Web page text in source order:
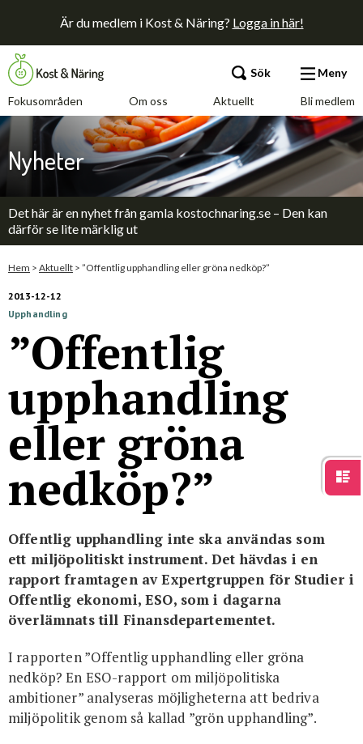
Är du medlem i Kost & Näring? Logga in här!
Fokusområden Om oss Aktuellt Bli medlem
Sök Meny
Fokusområden
Om oss
Aktuellt
Bli medlem
Annonsera
För studenter English
Nyheter
Det här är en nyhet från gamla kostochnaring.se – Den kan
därför se lite märklig ut
Hem > Aktuellt > ”Offentlig upphandling eller gröna nedköp?”
2013-12-12
Upphandling
”Offentlig
upphandling
eller gröna
nedköp?”
Offentlig upphandling inte ska användas som
ett miljöpolitiskt instrument. Det hävdas i en
rapport framtagen av Expertgruppen för Studier i
Offentlig ekonomi, ESO, som i dagarna
överlämnats till Finansdepartementet.
I rapporten ”Offentlig upphandling eller gröna
nedköp? En ESO-rapport om miljöpolitiska
ambitioner” analyseras möjligheterna att bedriva
miljöpolitik genom så kallad ”grön upphandling”.